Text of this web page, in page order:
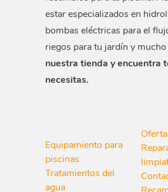
estar especializados en
bombas eléctricas para el
riegos para tu jardín y mucho
nuestra tienda y encuentra
necesitas.
Equipamiento para
piscinas
Tratamientos del
agua